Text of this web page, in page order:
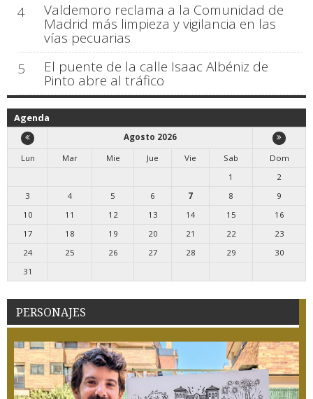
4
Valdemoro reclama a la Comunidad de
Madrid más limpieza y vigilancia en las
vías pecuarias
5
El puente de la calle Isaac Albéniz de
Pinto abre al tráfico
Agenda
Agosto 2026
Lun
Mar Mie Jue Vie Sab
Dom
1
2
3
4 5 6 7 8
9
10
11 12 13 14 15
16
17
18 19 20 21 22
23
24
25 26 27 28 29
30
31
PERSONAJES